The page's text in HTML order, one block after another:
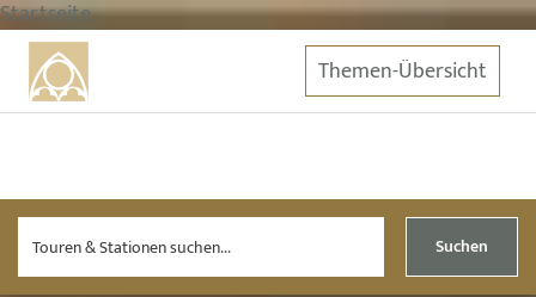
Startseite
Themen-Übersicht
Suchen